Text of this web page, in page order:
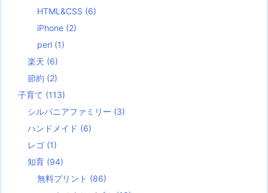
HTML&CSS (6)
iPhone (2)
perl (1)
楽天 (6)
節約 (2)
子育て (113)
シルバニアファミリー (3)
ハンドメイド (6)
レゴ (1)
知育 (94)
無料プリント (86)